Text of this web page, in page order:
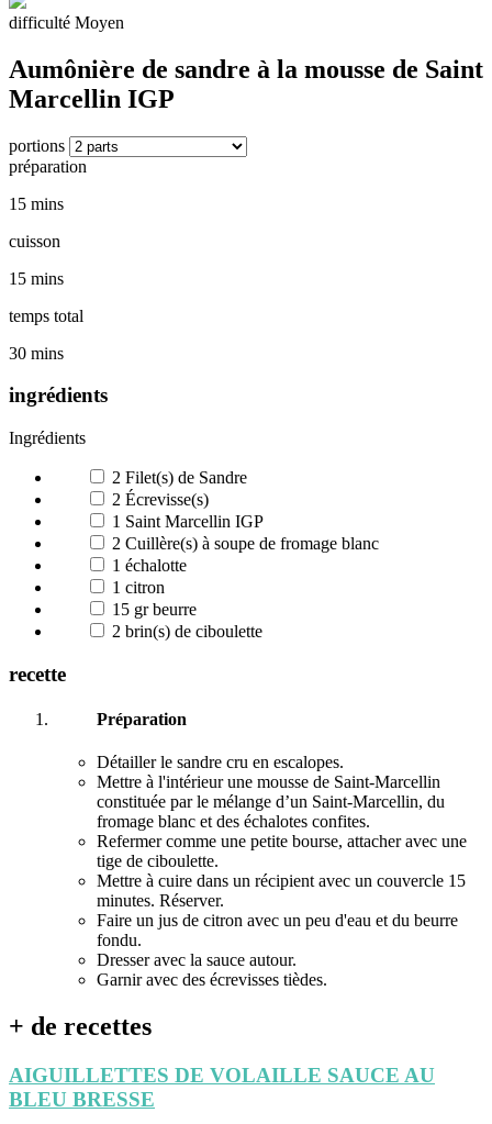
difficulté Moyen
Aumônière de sandre à la mousse de Saint
Marcellin IGP
portions
préparation
15 mins
cuisson
15 mins
temps total
30 mins
ingrédients
Ingrédients
2 Filet(s) de Sandre
2 Écrevisse(s)
1 Saint Marcellin IGP
2 Cuillère(s) à soupe de fromage blanc
1 échalotte
1 citron
15 gr beurre
2 brin(s) de ciboulette
recette
Préparation
Détailler le sandre cru en escalopes.
Mettre à l'intérieur une mousse de Saint-Marcellin
constituée par le mélange d’un Saint-Marcellin, du
fromage blanc et des échalotes confites.
Refermer comme une petite bourse, attacher avec une
tige de ciboulette.
Mettre à cuire dans un récipient avec un couvercle 15
minutes. Réserver.
Faire un jus de citron avec un peu d'eau et du beurre
fondu.
Dresser avec la sauce autour.
Garnir avec des écrevisses tièdes.
+ de recettes
AIGUILLETTES DE VOLAILLE SAUCE AU
BLEU BRESSE